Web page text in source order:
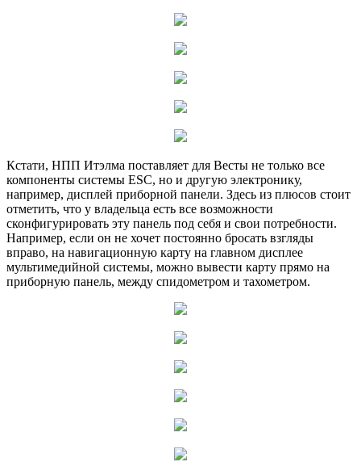
Кстати, НПП Итэлма поставляет для Весты не только все
компоненты системы ESC, но и другую электронику,
например, дисплей приборной панели. Здесь из плюсов стоит
отметить, что у владельца есть все возможности
сконфигурировать эту панель под себя и свои потребности.
Например, если он не хочет постоянно бросать взгляды
вправо, на навигационную карту на главном дисплее
мультимедийной системы, можно вывести карту прямо на
приборную панель, между спидометром и тахометром.